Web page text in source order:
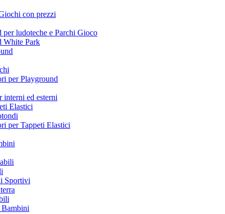
con prezzi
ludoteche e Parchi Gioco
White Park
per Playground
interni ed esterni
Elastici
per Tappeti Elastici
Sportivi